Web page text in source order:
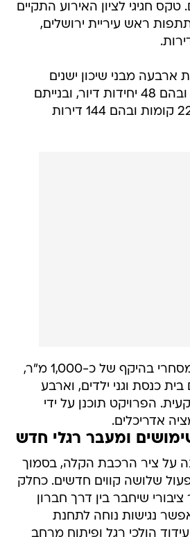
חגיגי לציון האירוע התקיים
ראש עיריית ירושלים,
ארבעה מבני שיכון ישנים
שנבנו בשנות ה-50, ובהם 48 יחידות דיור, ובנייתם
של שני מגדלים בני 22 קומות ובהם 144 דירות
בנוסף, יוקם מתחם מסחרי בהיקף של כ-1,000 מ"ר,
כנסת וגני ילדים, וארבע
הפרויקט תוכנן על ידי
אדריכלים.
ומעבר רגלי חדש
על ציר הרכבת הקלה, בסמוך
שלושה קווים חדשים. כחלק
ציבורי שיחבר בין דרך חברון
נגישות נוחה לתחנת
הולכי רגל ופיתוח מרחב